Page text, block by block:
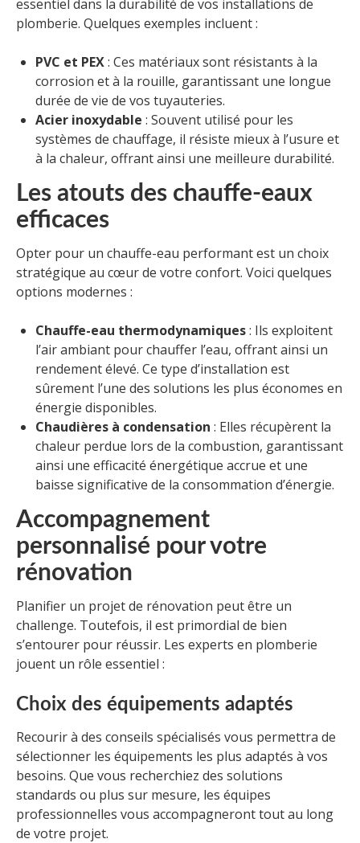
essentiel dans la durabilité de vos installations de
plomberie. Quelques exemples incluent :
PVC et PEX: Ces matériaux sont résistants à la
corrosion et à la rouille, garantissant une longue
durée de vie de vos tuyauteries.
Acier inoxydable : Souvent utilisé pour les
systèmes de chauffage, il résiste mieux à l’usure et
à la chaleur, offrant ainsi une meilleure durabilité.
Les atouts des chauffe-eaux
efficaces
Opter pour un chauffe-eau performant est un choix
stratégique au cœur de votre confort. Voici quelques
options modernes :
Chauffe-eau thermodynamiques: Ils exploitent
l’air ambiant pour chauffer l’eau, offrant ainsi un
rendement élevé. Ce type d’installation est
sûrement l’une des solutions les plus économes en
énergie disponibles.
Chaudières à condensation : Elles récupèrent la
chaleur perdue lors de la combustion, garantissant
ainsi une efficacité énergétique accrue et une
baisse significative de la consommation d’énergie.
Accompagnement
personnalisé pour votre
rénovation
Planifier un projet de rénovation peut être un
challenge. Toutefois, il est primordial de bien
s’entourer pour réussir. Les experts en plomberie
jouent un rôle essentiel :
Choix des équipements adaptés
Recourir à des conseils spécialisés vous permettra de
sélectionner les équipements les plus adaptés à vos
besoins. Que vous recherchiez des solutions
standards ou plus sur mesure, les équipes
professionnelles vous accompagneront tout au long
de votre projet.